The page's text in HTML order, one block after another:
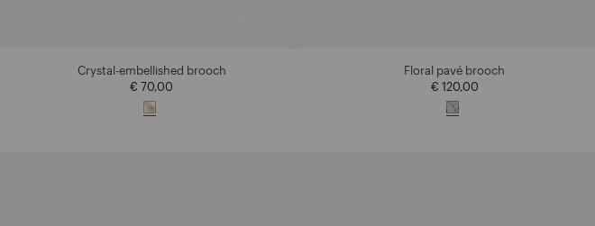
Crystal-embellished brooch
€ 70,00
Floral pavé brooch
€ 120,00